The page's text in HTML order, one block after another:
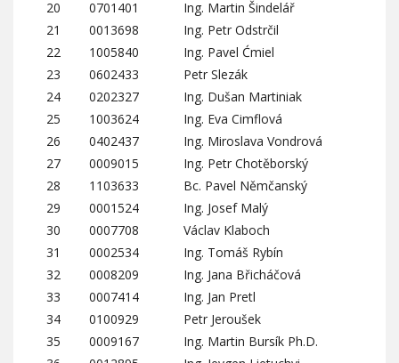
20
0701401
Ing. Martin Šindelář
21
0013698
Ing. Petr Odstrčil
22
1005840
Ing. Pavel Ćmiel
23
0602433
Petr Slezák
24
0202327
Ing. Dušan Martiniak
25
1003624
Ing. Eva Cimflová
26
0402437
Ing. Miroslava Vondrová
27
0009015
Ing. Petr Chotěborský
28
1103633
Bc. Pavel Němčanský
29
0001524
Ing. Josef Malý
30
0007708
Václav Klaboch
31
0002534
Ing. Tomáš Rybín
32
0008209
Ing. Jana Břicháčová
33
0007414
Ing. Jan Pretl
34
0100929
Petr Jeroušek
35
0009167
Ing. Martin Bursík Ph.D.